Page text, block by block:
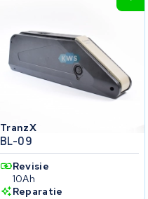
TranzX
BL-09
Revisie
10Ah
Reparatie